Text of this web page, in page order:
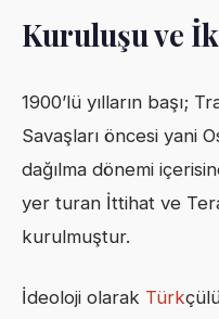
Kuruluşu ve
1900’lü yılların başı;
Savaşları öncesi yani
dağılma dönemi
yer turan İttihat ve
kurulmuştur.
İdeoloji olarak Türk